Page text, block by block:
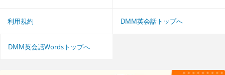
利用規約 DMM英会話トップへ
DMM英会話Wordsトップへ